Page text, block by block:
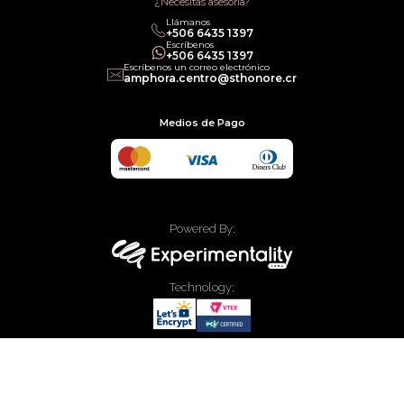
Llámanos
+506 6435 1397
Escríbenos
+506 6435 1397
Escríbenos un correo electrónico
amphora.centro@sthonore.cr
Medios de Pago
Powered By:
Technology: